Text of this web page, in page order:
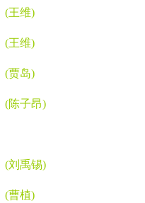
(王维)
(王维)
(贾岛)
(陈子昂)
(刘禹锡)
(曹植)